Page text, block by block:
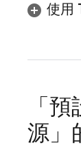
使用
「預
源」